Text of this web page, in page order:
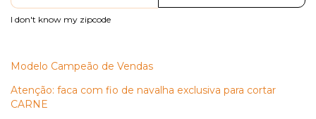
I don't know my zipcode
Modelo Campeão de Vendas
Atenção: faca com fio de navalha exclusiva para cortar
CARNE